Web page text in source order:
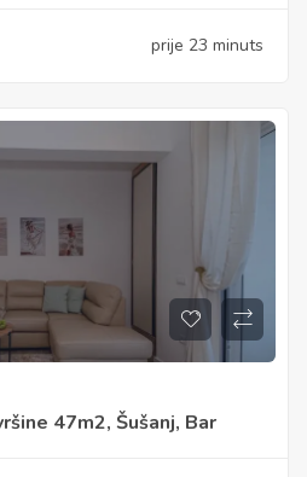
prije 23 minuts
47m2, Šušanj, Bar